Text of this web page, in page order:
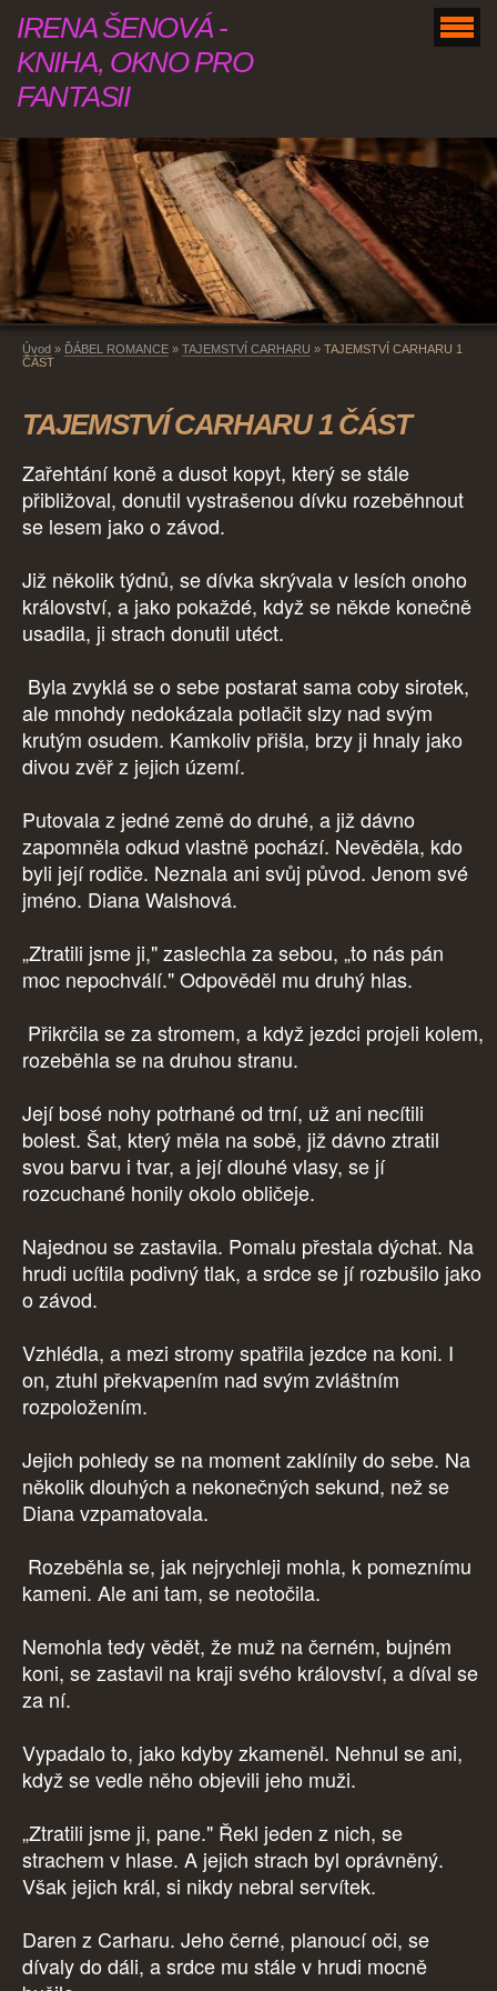
IRENA ŠENOVÁ -
KNIHA, OKNO PRO
FANTASII
Úvod » ĎÁBEL ROMANCE » TAJEMSTVÍ CARHARU » TAJEMSTVÍ CARHARU 1
ČÁST
TAJEMSTVÍ CARHARU 1 ČÁST
Zařehtání koně a dusot kopyt, který se stále
přibližoval, donutil vystrašenou dívku rozeběhnout
se lesem jako o závod.
Již několik týdnů, se dívka skrývala v lesích onoho
království, a jako pokaždé, když se někde konečně
usadila, ji strach donutil utéct.
Byla zvyklá se o sebe postarat sama coby sirotek,
ale mnohdy nedokázala potlačit slzy nad svým
krutým osudem. Kamkoliv přišla, brzy ji hnaly jako
divou zvěř z jejich území.
Putovala z jedné země do druhé, a již dávno
zapomněla odkud vlastně pochází. Nevěděla, kdo
byli její rodiče. Neznala ani svůj původ. Jenom své
jméno. Diana Walshová.
„Ztratili jsme ji," zaslechla za sebou, „to nás pán
moc nepochválí." Odpověděl mu druhý hlas.
Přikrčila se za stromem, a když jezdci projeli kolem,
rozeběhla se na druhou stranu.
Její bosé nohy potrhané od trní, už ani necítili
bolest. Šat, který měla na sobě, již dávno ztratil
svou barvu i tvar, a její dlouhé vlasy, se jí
rozcuchané honily okolo obličeje.
Najednou se zastavila. Pomalu přestala dýchat. Na
hrudi ucítila podivný tlak, a srdce se jí rozbušilo jako
o závod.
Vzhlédla, a mezi stromy spatřila jezdce na koni. I
on, ztuhl překvapením nad svým zvláštním
rozpoložením.
Jejich pohledy se na moment zaklínily do sebe. Na
několik dlouhých a nekonečných sekund, než se
Diana vzpamatovala.
Rozeběhla se, jak nejrychleji mohla, k pomeznímu
kameni. Ale ani tam, se neotočila.
Nemohla tedy vědět, že muž na černém, bujném
koni, se zastavil na kraji svého království, a díval se
za ní.
Vypadalo to, jako kdyby zkameněl. Nehnul se ani,
když se vedle něho objevili jeho muži.
„Ztratili jsme ji, pane." Řekl jeden z nich, se
strachem v hlase. A jejich strach byl oprávněný.
Však jejich král, si nikdy nebral servítek.
Daren z Carharu. Jeho černé, planoucí oči, se
dívaly do dáli, a srdce mu stále v hrudi mocně